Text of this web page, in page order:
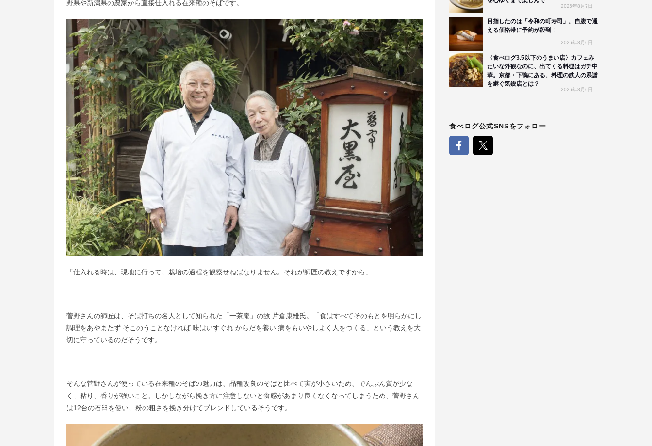
野県や新潟県の農家から直接仕入れる在来種のそばです。
「仕入れる時は、現地に行って、栽培の過程を観察せねばなりません。それが師匠の教えですから」
菅野さんの師匠は、そば打ちの名人として知られた「一茶庵」の故 片倉康雄氏。「食はすべてそのもとを明らかにし
調理をあやまたず そこのうことなければ 味はいすぐれ からだを養い 病をもいやしよく人をつくる」という教えを大
切に守っているのだそうです。
そんな菅野さんが使っている在来種のそばの魅力は、品種改良のそばと比べて実が小さいため、でんぷん質が少な
く、粘り、香りが強いこと。しかしながら挽き方に注意しないと食感があまり良くなくなってしまうため、菅野さん
は12台の石臼を使い、粉の粗さを挽き分けてブレンドしているそうです。
2026年8月7日
目指したのは「令和の町寿司」。自腹で通
える価格帯に予約が殺到！
2026年8月6日
〈食べログ3.5以下のうまい店〉カフェみ
たいな外観なのに、出てくる料理はガチ中
華。京都・下鴨にある、料理の鉄人の系譜
を継ぐ気鋭店とは？
2026年8月6日
食べログ公式SNSをフォロー